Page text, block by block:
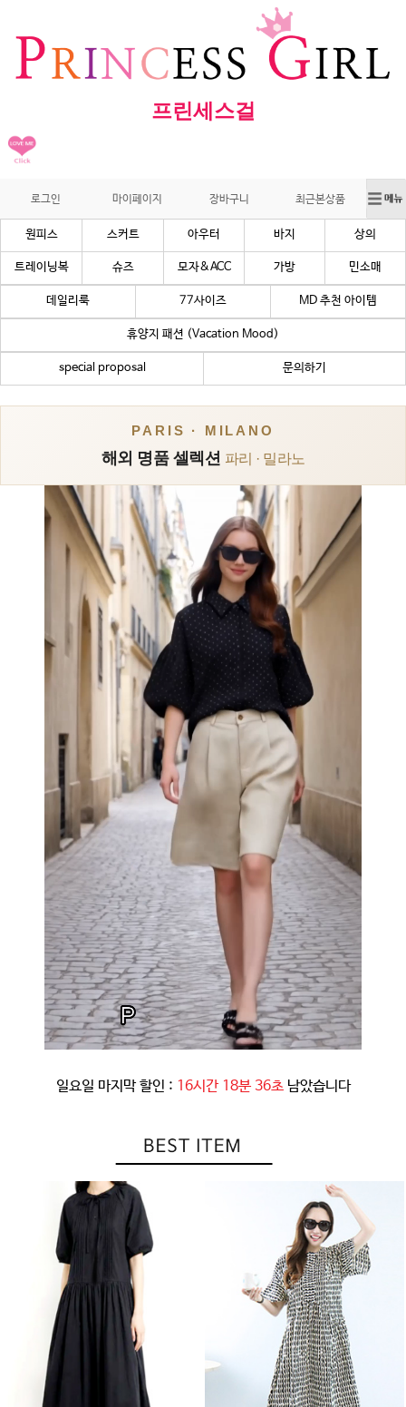
프린세스걸
로그인 마이페이지 장바구니 최근본상품
원피스 스커트 아우터 바지 상의
트레이닝복 슈즈 모자&ACC 가방 민소매
데일리룩 77사이즈 MD 추천 아이템
휴양지 패션 (Vacation Mood)
special proposal 문의하기
PARIS · MILANO
해외 명품 셀렉션 파리 · 밀라노
일요일 마지막 할인 : 16시간 18분 33초 남았습니다